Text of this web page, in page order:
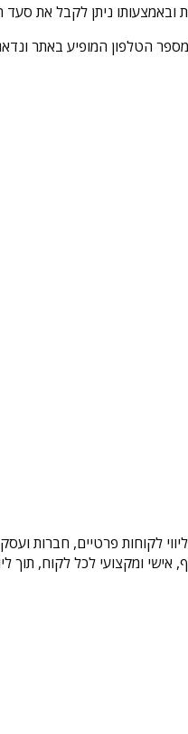
את סעד הפינוי תוך 60 יום מיום הגשת
הטלפון המופיע באתר
לקוחות פרטיים,
אישי ומקצועי לכל לקוח,